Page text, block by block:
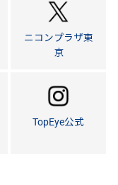
ニコンプラザ東
京
TopEye公式